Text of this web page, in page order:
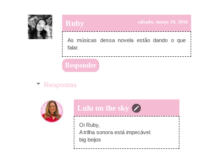
Ruby sábado, março 19, 2016
As músicas dessa novela estão dando o que
falar.
Responder
Respostas
Lulu on the sky
domingo, março 20, 2016
Oi Ruby,
A trilha sonora está impecável.
big beijos